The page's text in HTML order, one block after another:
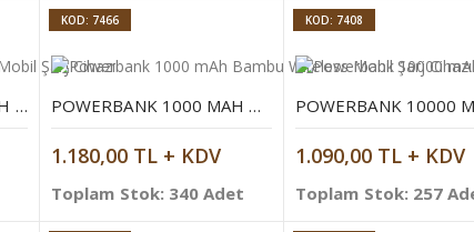
POWERBANK 10000 MAH MOBIL ŞARJ CIHAZI
KOD: 7466
POWERBANK 1000 MAH BAMBU WIRELESS MOBIL ŞARJ CIHAZI
1.180,00 TL + KDV
Toplam Stok: 340 Adet
KOD: 7408
1.090,00 TL + KDV
Toplam Stok: 257